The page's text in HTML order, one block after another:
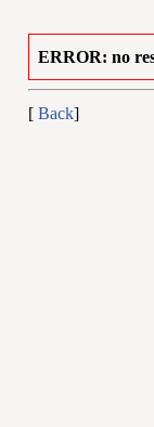
ERROR: no
[ Back]